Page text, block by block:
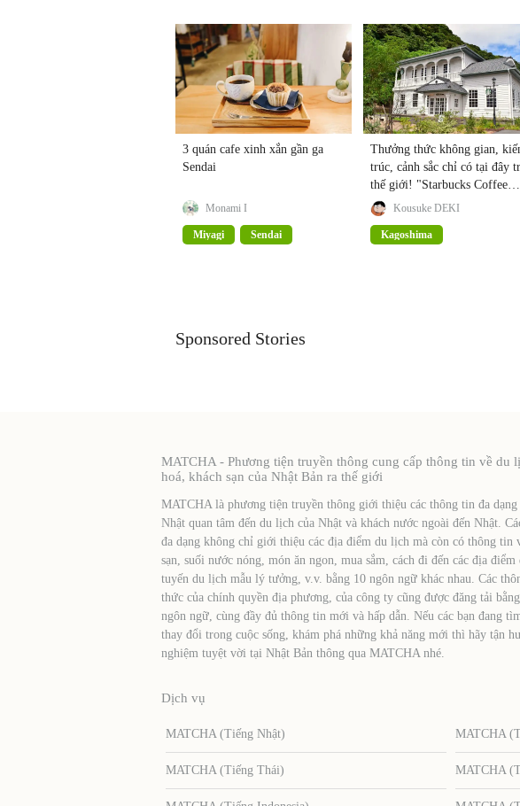
3 quán cafe xinh xắn gần ga
Sendai
Monami I
Miyagi Sendai
Thưởng thức không gian,
trúc, cảnh sắc chỉ có tại đây
thế giới! "Starbucks Coffee
Kagoshima Senganen"
Kousuke DEKI
Kagoshima
Sponsored Stories
MATCHA - Phương tiện truyền thông cung cấp thông tin về du
hoá, khách sạn của Nhật Bản ra thế giới
MATCHA là phương tiện truyền thông giới thiệu các thông tin đa
Nhật quan tâm đến du lịch của Nhật và khách nước ngoài đến Nhật.
đa dạng không chỉ giới thiệu các địa điểm du lịch mà còn có thông tin
sạn, suối nước nóng, món ăn ngon, mua sắm, cách đi đến các địa
tuyến du lịch mẫu lý tưởng, v.v. bằng 10 ngôn ngữ khác nhau. Các
thức của chính quyền địa phương, của công ty cũng được đăng tải
ngôn ngữ, cùng đầy đủ thông tin mới và hấp dẫn. Nếu các bạn đang
thay đổi trong cuộc sống, khám phá những khả năng mới thì hãy tận
nghiệm tuyệt vời tại Nhật Bản thông qua MATCHA nhé.
Dịch vụ
MATCHA (Tiếng Nhật) MATCHA
MATCHA (Tiếng Thái) MATCHA